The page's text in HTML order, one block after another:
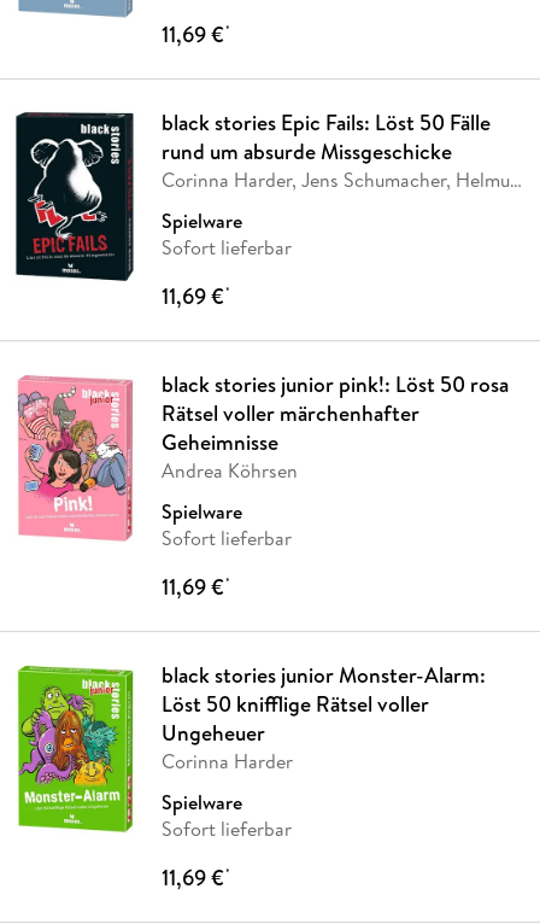
11,69 €*
black stories Epic Fails: Löst 50 Fälle
rund um absurde Missgeschicke
Corinna Harder, Jens Schumacher, Helmut
Spielware
Sofort lieferbar
11,69 €*
black stories junior pink!: Löst 50 rosa
Rätsel voller märchenhafter
Geheimnisse
Andrea Köhrsen
Spielware
Sofort lieferbar
11,69 €*
black stories junior Monster-Alarm:
Löst 50 knifflige Rätsel voller
Ungeheuer
Corinna Harder
Spielware
Sofort lieferbar
11,69 €*